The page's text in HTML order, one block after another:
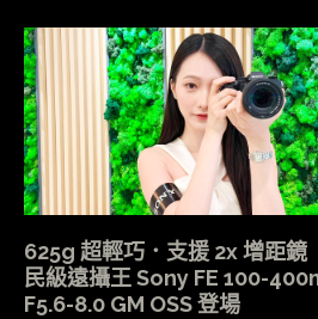
625g 超輕巧．支援 2x 增距
民級遠攝王 Sony FE 100-
F5.6-8.0 GM OSS 登場